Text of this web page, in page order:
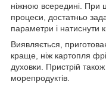
ніжною всередині. При
процеси, достатньо
параметри і натиснути
Виявляється,
краще, ніж картопля
духовки. Пристрій
морепродуктів.